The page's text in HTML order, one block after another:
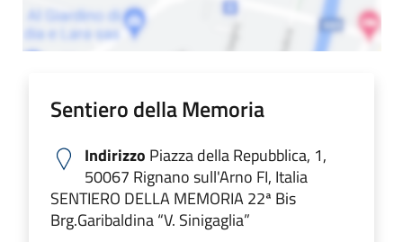
Sentiero della Memoria
Indirizzo Piazza della Repubblica, 1,
50067 Rignano sull'Arno FI, Italia
SENTIERO DELLA MEMORIA 22ª Bis
Brg.Garibaldina “V. Sinigaglia”